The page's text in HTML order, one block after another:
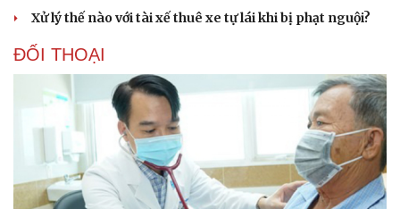
Xử lý thế nào với tài xế thuê xe tự lái khi bị phạt nguội?
ĐỐI THOẠI